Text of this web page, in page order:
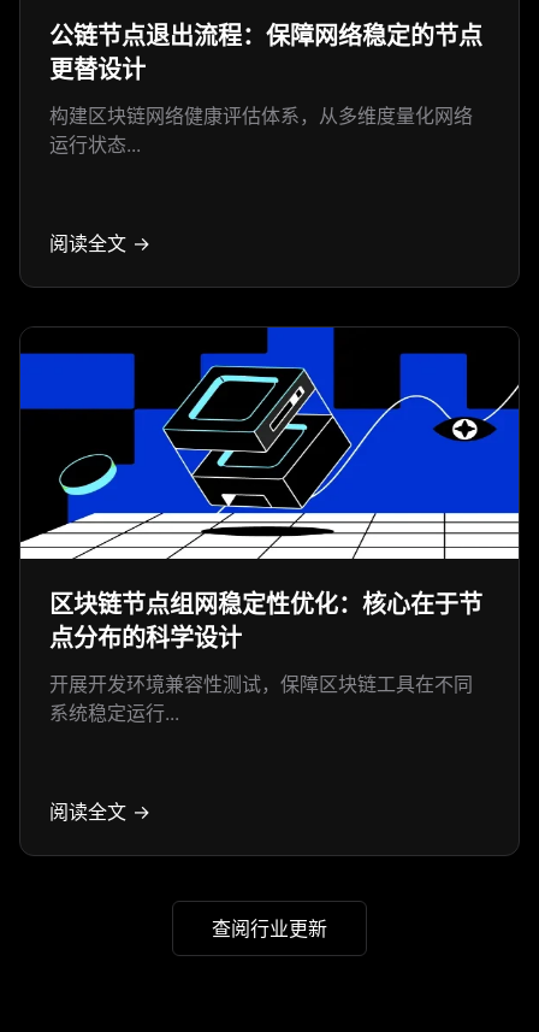
公链节点退出流程：保障网络稳定的节点
更替设计
构建区块链网络健康评估体系，从多维度量化网络
运行状态...
阅读全文 →
区块链节点组网稳定性优化：核心在于节
点分布的科学设计
开展开发环境兼容性测试，保障区块链工具在不同
系统稳定运行...
阅读全文 →
查阅行业更新